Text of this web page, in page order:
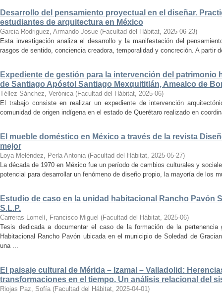
Desarrollo del pensamiento proyectual en el diseñar.
estudiantes de arquitectura en México
Garcia Rodriguez, Armando Josue (Facultad del Hábitat, 2025-06-23)
Esta investigación analiza el desarrollo y la manifestación del
rasgos de sentido, conciencia creadora, temporalidad y concreción. A partir
Expediente de gestión para la intervención del patrimonio
de Santiago Apóstol Santiago Mexquititlán, Amealco de
Téllez Sánchez, Verónica (Facultad del Hábitat, 2025-06)
El trabajo consiste en realizar un expediente de intervención
comunidad de origen indígena en el estado de Querétaro realizado en
El mueble doméstico en México a través de la revista
mejor
Loya Meléndez, Perla Antonia (Facultad del Hábitat, 2025-05-27)
La década de 1970 en México fue un período de cambios culturales y
potencial para desarrollar un fenómeno de diseño propio, la mayoría de los
Estudio de caso en la unidad habitacional Rancho Pavón
S.L.P.
Carreras Lomelí, Francisco Miguel (Facultad del Hábitat, 2025-06)
Tesis dedicada a documentar el caso de la formación de la
Habitacional Rancho Pavón ubicada en el municipio de Soledad de
una ...
El paisaje cultural de Mérida – Izamal – Valladolid:
transformaciones en el tiempo. Un análisis relacional del
Riojas Paz, Sofía (Facultad del Hábitat, 2025-04-01)